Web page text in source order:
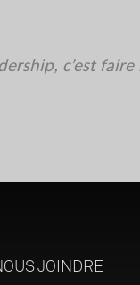
c’est
JOINDRE